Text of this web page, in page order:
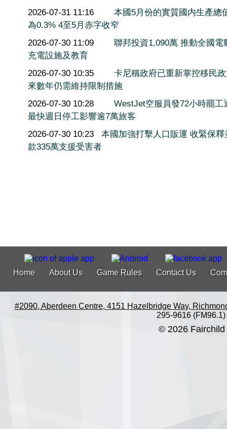
2026-07-31 11:16
本國5月份的實質國内生產總
為0.3% 4至5月赤字收窄
2026-07-30 11:09
聯邦投資1,090萬 推動全國電
充電設施及教育
2026-07-30 10:35
卡尼稱政府已重新掌控移民
來數年仍需維持限制措施
2026-07-30 10:28
WestJet空服員發72小時罷工
最快週日停工影響逾7萬旅客
2026-07-30 10:23
本國加強打擊人口販運 收緊保釋
款335萬支援受害者
Home About Us Game Rules Contact Us
#2090, Aberdeen Centre, 4151 Hazelbridge Way,
295-9616 (FM96.1)
© 2026 Fairchild